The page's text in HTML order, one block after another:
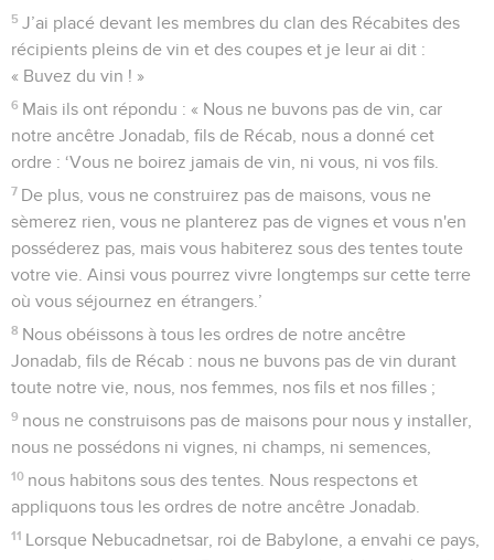
5 J’ai placé devant les membres du clan des Récabites des
récipients pleins de vin et des coupes et je leur ai dit :
« Buvez du vin ! »
6 Mais ils ont répondu : « Nous ne buvons pas de vin, car
notre ancêtre Jonadab, fils de Récab, nous a donné cet
ordre : ‘Vous ne boirez jamais de vin, ni vous, ni vos fils.
7 De plus, vous ne construirez pas de maisons, vous ne
sèmerez rien, vous ne planterez pas de vignes et vous n'en
posséderez pas, mais vous habiterez sous des tentes toute
votre vie. Ainsi vous pourrez vivre longtemps sur cette terre
où vous séjournez en étrangers.’
8 Nous obéissons à tous les ordres de notre ancêtre
Jonadab, fils de Récab : nous ne buvons pas de vin durant
toute notre vie, nous, nos femmes, nos fils et nos filles ;
9 nous ne construisons pas de maisons pour nous y installer,
nous ne possédons ni vignes, ni champs, ni semences,
10 nous habitons sous des tentes. Nous respectons et
appliquons tous les ordres de notre ancêtre Jonadab.
11 Lorsque Nebucadnetsar, roi de Babylone, a envahi ce pays,